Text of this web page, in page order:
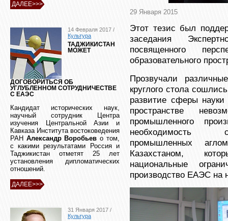
ДАЛЕЕ>>>
14 Февраля 2017 /
Культура
ТАДЖИКИСТАН
МОЖЕТ
ДОГОВОРИТЬСЯ ОБ
УГЛУБЛЕННОМ СОТРУДНИЧЕСТВЕ
С ЕАЭС
Кандидат исторических наук,
научный сотрудник Центра
изучения Центральной Азии и
Кавказа Института востоковедения
РАН Александр Воробьев о том,
с какими результатами Россия и
Таджикистан отметят 25 лет
установления дипломатических
отношений.
ДАЛЕЕ>>>
31 Января 2017 /
Культура
29 Января 2015
Этот тезис был
заседания
посвященного
образовательного
Прозвучали
круглого стола
развитие сферы
пространстве
промышленного
необходимость
промышленных
Казахстаном,
национальные
производство ЕАЭС на